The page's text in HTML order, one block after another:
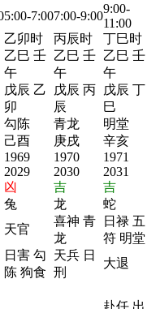
5:00-7:007:00-9:00
9:00-
11:00
乙卯时 丙辰时 丁巳时
乙巳 壬
午
戊辰 乙
卯
乙巳 壬
午
戊辰 丙
辰
乙巳 壬
午
戊辰 丁
巳
勾陈 青龙 明堂
己酉
1969
2029
庚戌
1970
2030
辛亥
1971
2031
凶 吉
吉
兔 龙
蛇
天官
喜神 青
龙
日禄 五
符 明堂
日害 勾
陈 狗食
天兵 日
刑
大退
赴任 出